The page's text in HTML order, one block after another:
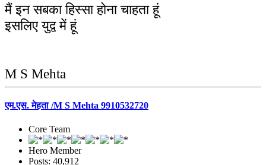
मैं इन सबका हिस्सा होना चाहता हूं
इसलिए युद्व में हूं
M S Mehta
एम.एस. मेहता /M S Mehta 9910532720
Core Team
Hero Member
Posts: 40,912